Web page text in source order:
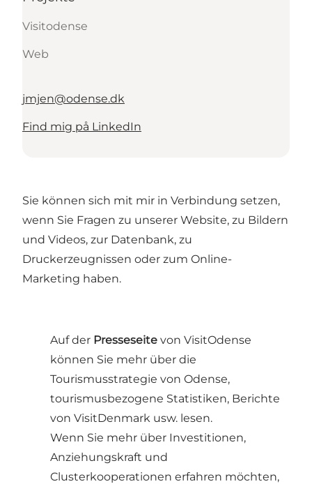
Visitodense
Web
jmjen@odense.dk
Find mig på LinkedIn
Sie können sich mit mir in Verbindung setzen,
wenn Sie Fragen zu unserer Website, zu Bildern
und Videos, zur Datenbank, zu
Druckerzeugnissen oder zum Online-
Marketing haben.
Auf der Presseseite von VisitOdense
können Sie mehr über die
Tourismusstrategie von Odense,
tourismusbezogene Statistiken, Berichte
von VisitDenmark usw. lesen.
Wenn Sie mehr über Investitionen,
Anziehungskraft und
Clusterkooperationen erfahren möchten,